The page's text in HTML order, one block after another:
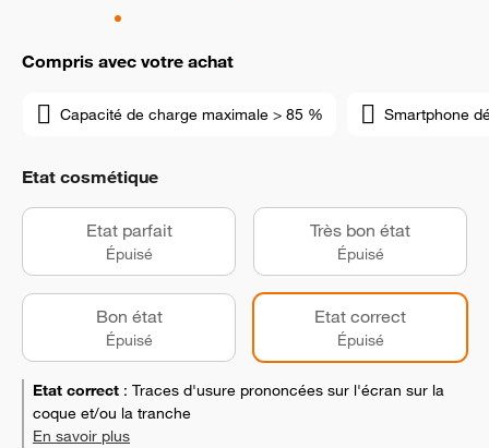
Compris avec votre achat
Capacité de charge maximale > 85 % Smartphone
Etat cosmétique
Etat parfait
Épuisé
Très bon état
Épuisé
Bon état
Épuisé
Etat correct
Épuisé
Etat correct : Traces d'usure prononcées sur l'écran sur la
coque et/ou la tranche
En savoir plus